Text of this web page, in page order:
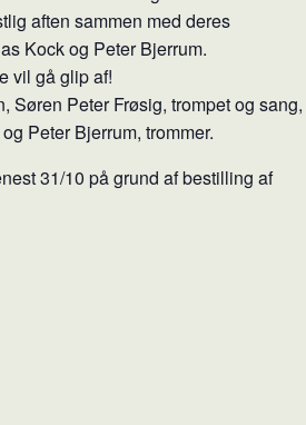
aften sammen med deres
Kock og Peter Bjerrum.
vil gå glip af!
Søren Peter Frøsig, trompet og sang,
Peter Bjerrum, trommer.
31/10 på grund af bestilling af